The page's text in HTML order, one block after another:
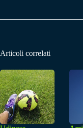
Articoli correlati